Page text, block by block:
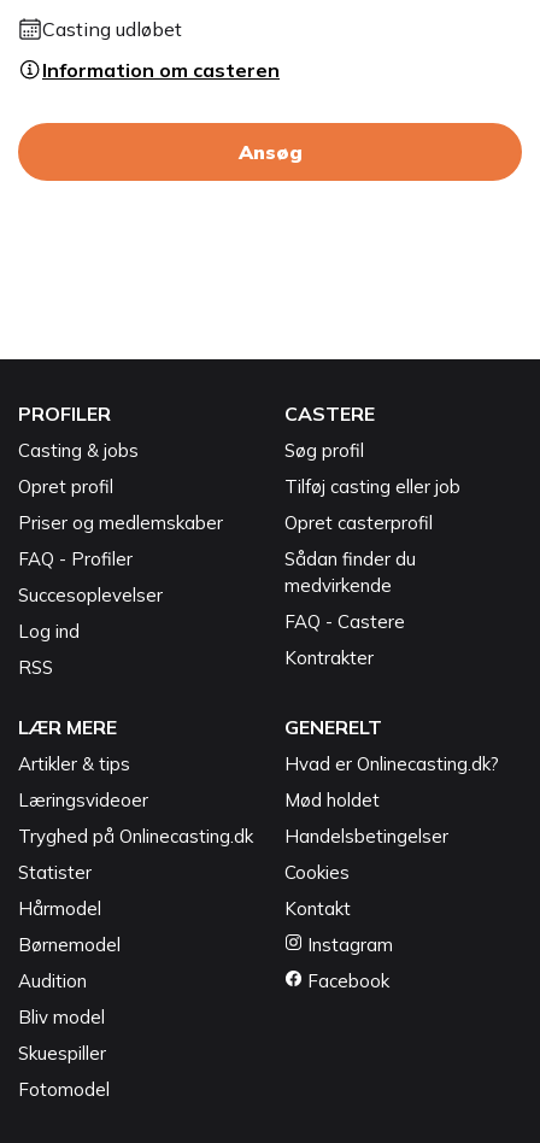
Casting udløbet
Information om casteren
Ansøg
PROFILER
Casting & jobs
Opret profil
Priser og medlemskaber
FAQ - Profiler
Succesoplevelser
Log ind
RSS
CASTERE
Søg profil
Tilføj casting eller job
Opret casterprofil
Sådan finder du
medvirkende
FAQ - Castere
Kontrakter
LÆR MERE
Artikler & tips
Læringsvideoer
Tryghed på Onlinecasting.dk
Statister
Hårmodel
Børnemodel
Audition
Bliv model
Skuespiller
Fotomodel
GENERELT
Hvad er Onlinecasting.dk?
Mød holdet
Handelsbetingelser
Cookies
Kontakt
Instagram
Facebook